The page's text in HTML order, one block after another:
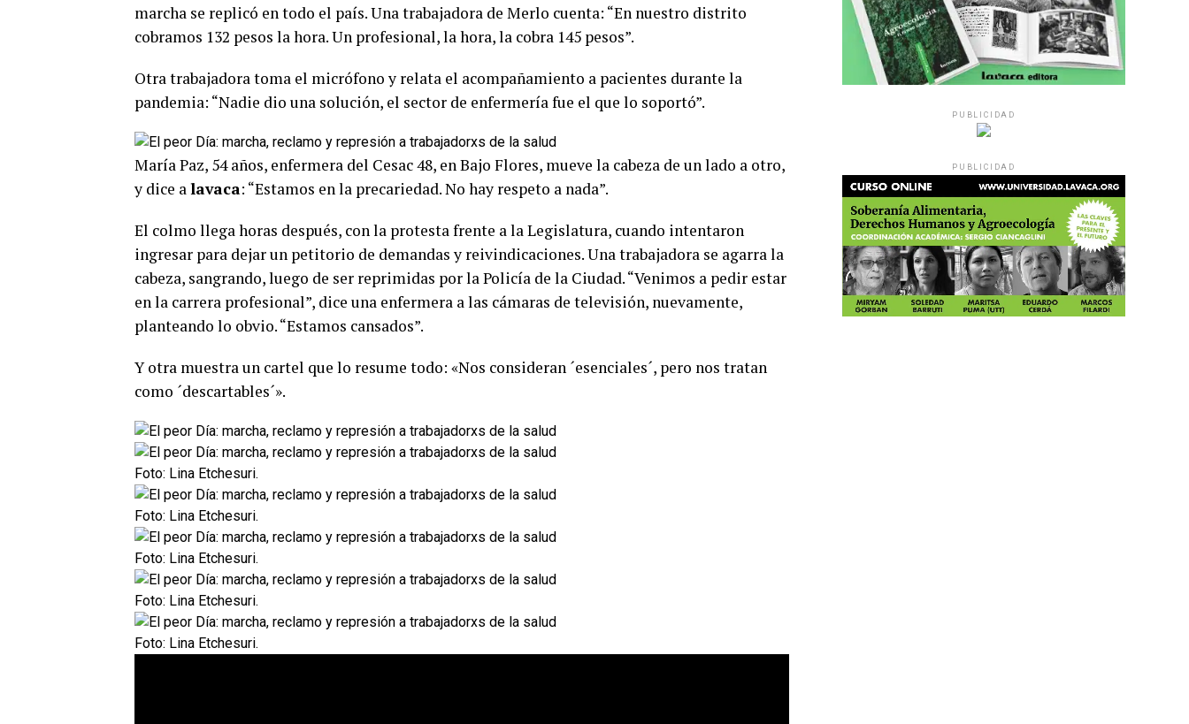
marcha se replicó en todo el país. Una trabajadora de Merlo cuenta: “En nuestro distrito
cobramos 132 pesos la hora. Un profesional, la hora, la cobra 145 pesos”.
Otra trabajadora toma el micrófono y relata el acompañamiento a pacientes durante la
pandemia: “Nadie dio una solución, el sector de enfermería fue el que lo soportó”.
María Paz, 54 años, enfermera del Cesac 48, en Bajo Flores, mueve la cabeza de un lado a otro,
y dice alavaca: “Estamos en la precariedad. No hay respeto a nada”.
El colmo llega horas después, con la protesta frente a la Legislatura, cuando intentaron
ingresar para dejar un petitorio de demandas y reivindicaciones. Una trabajadora se agarra la
cabeza, sangrando, luego de ser reprimidas por la Policía de la Ciudad. “Venimos a pedir estar
en la carrera profesional”, dice una enfermera a las cámaras de televisión, nuevamente,
planteando lo obvio. “Estamos cansados”.
Y otra muestra un cartel que lo resume todo: «Nos consideran ´esenciales´, pero nos tratan
como ´descartables´».
Foto: Lina Etchesuri.
Foto: Lina Etchesuri.
Foto: Lina Etchesuri.
Foto: Lina Etchesuri.
Foto: Lina Etchesuri.
PUBLICIDAD
PUBLICIDAD